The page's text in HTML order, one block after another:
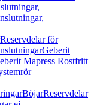
Reservdelar för
Geberit
Mapress Rostfritt
BöjarReservdelar